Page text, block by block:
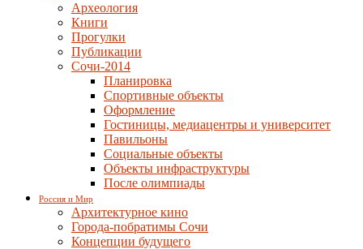
Археология
Книги
Прогулки
Публикации
Сочи-2014
Планировка
Спортивные объекты
Оформление
Гостиницы, медиацентры и университет
Павильоны
Социальные объекты
Объекты инфраструктуры
После олимпиады
Россия и Мир
Архитектурное кино
Города-побратимы Сочи
Концепции будущего